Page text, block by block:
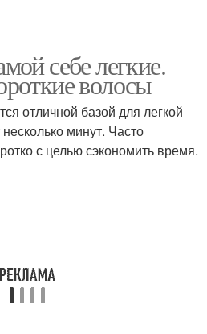
себе легкие.
волосы
отличной базой для легкой
минут. Часто
с целью сэкономить время.